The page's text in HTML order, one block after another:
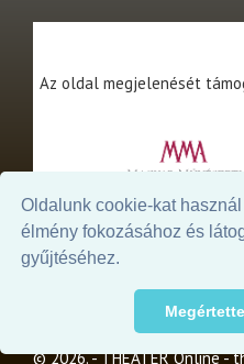
Oldalunk cookie-kat
élmény fokozásához és
gyűjtéséhez.
Az oldal megjelenését
© 2026. - THEATER Online -